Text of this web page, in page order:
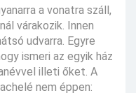
a vonatra száll,
várakozik. Innen
udvarra. Egyre
ismeri az egyik ház
illeti őket. A
nem éppen: